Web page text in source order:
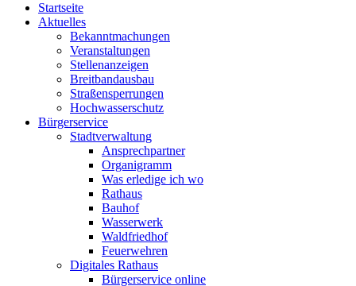
Startseite
Aktuelles
Bekanntmachungen
Veranstaltungen
Stellenanzeigen
Breitbandausbau
Straßensperrungen
Hochwasserschutz
Bürgerservice
Stadtverwaltung
Ansprechpartner
Organigramm
Was erledige ich wo
Rathaus
Bauhof
Wasserwerk
Waldfriedhof
Feuerwehren
Digitales Rathaus
Bürgerservice online